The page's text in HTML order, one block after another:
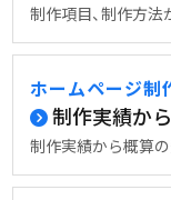
制作項目、制作方法
ホームページ制
制作実績か
制作実績から概算